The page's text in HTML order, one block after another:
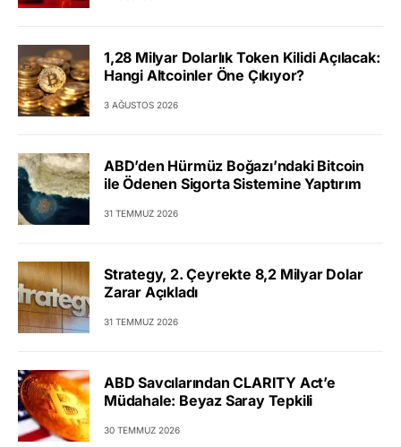
1,28 Milyar Dolarlık Token Kilidi Açılacak:
Hangi Altcoinler Öne Çıkıyor?
3 AĞUSTOS 2026
ABD’den Hürmüz Boğazı’ndaki Bitcoin
ile Ödenen Sigorta Sistemine Yaptırım
31 TEMMUZ 2026
Strategy, 2. Çeyrekte 8,2 Milyar Dolar
Zarar Açıkladı
31 TEMMUZ 2026
ABD Savcılarından CLARITY Act’e
Müdahale: Beyaz Saray Tepkili
30 TEMMUZ 2026